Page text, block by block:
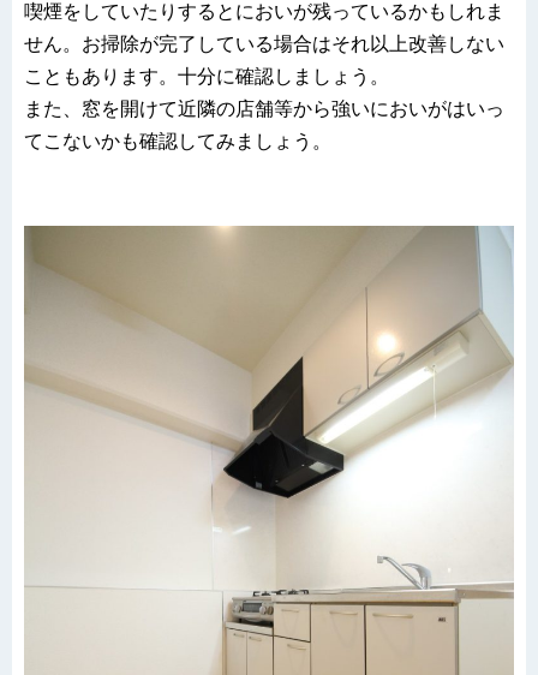
喫煙をしていたりするとにおいが残っているかもしれま
せん。お掃除が完了している場合はそれ以上改善しない
こともあります。十分に確認しましょう。
また、窓を開けて近隣の店舗等から強いにおいがはいっ
てこないかも確認してみましょう。